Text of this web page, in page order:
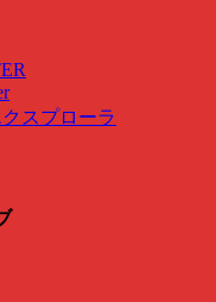
スプローラ